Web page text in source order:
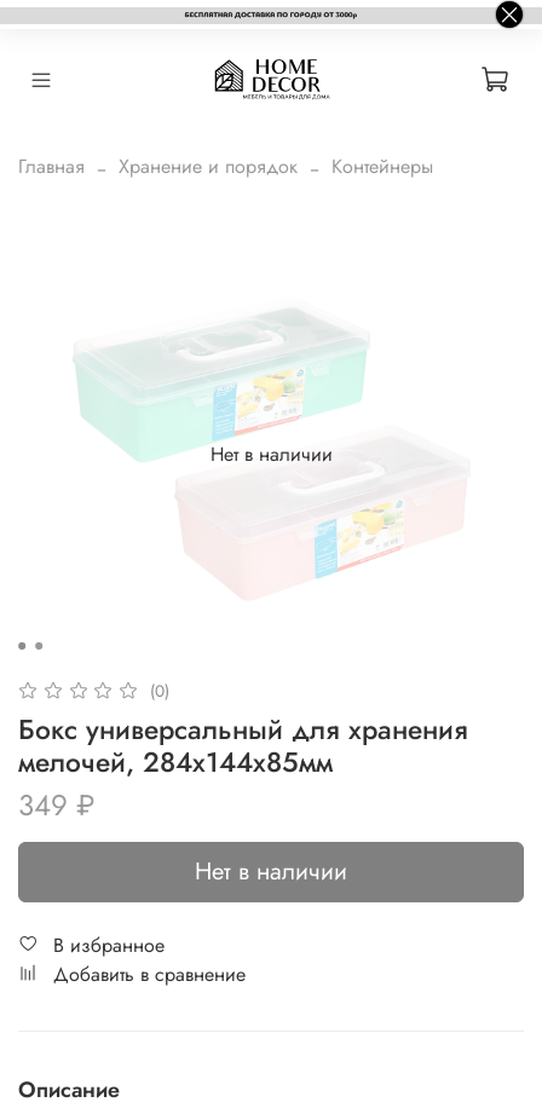
Главная Хранение и порядок Контейнеры
Нет в наличии
(0)
Бокс универсальный для хранения
мелочей, 284х144х85мм
349 ₽
Нет в наличии
В избранное
Добавить в сравнение
Описание